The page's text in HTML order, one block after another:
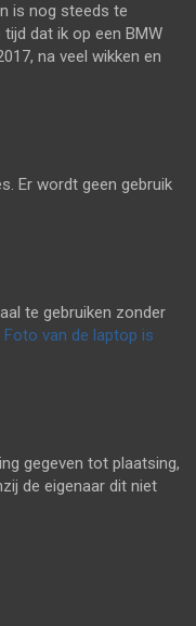
is nog steeds te
dat ik op een BMW
na veel wikken en
Er wordt geen gebruik
te gebruiken zonder
Foto van de laptop is
gegeven tot plaatsing,
de eigenaar dit niet